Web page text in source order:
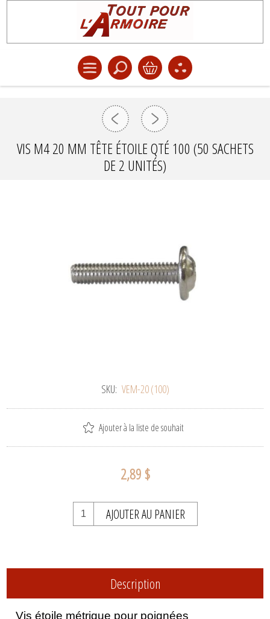
VIS M4 20 MM TÊTE ÉTOILE QTÉ 100 (50 SACHETS
DE 2 UNITÉS)
SKU: VEM-20 (100)
Ajouter à la liste de souhait
2,89 $
AJOUTER AU PANIER
Description
Vis étoile métrique pour poignées